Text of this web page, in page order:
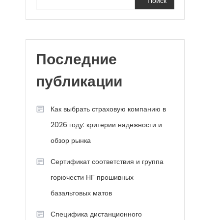
Последние
публикации
Как выбрать страховую компанию в
2026 году: критерии надежности и
обзор рынка
Сертификат соответствия и группа
горючести НГ прошивных
базальтовых матов
Специфика дистанционного